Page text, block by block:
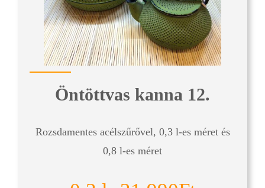
Öntöttvas kanna 12.
Rozsdamentes acélszűrővel, 0,3 l-es méret és
0,8 l-es méret